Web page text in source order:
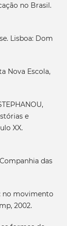
no Brasil.
Lisboa: Dom
Nova Escola,
e
XX.
das
no movimento
2002.